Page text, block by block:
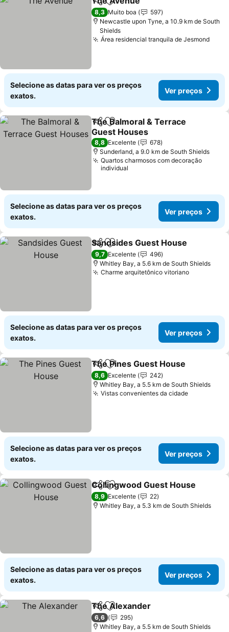
PartilharAdicionar aos favoritos
8,3 Muito boa
597
Newcastle upon Tyne, a 10.9 km de South
Shields
Área residencial tranquila de JesmondVer
Selecione as datas para ver os preços
exatos.
Ver preços
PartilharAdicionar aos favoritos
The Balmoral & Terrace
Guest Houses
Ver preços
8,8 Excelente
678
Sunderland, a 9.0 km de South Shields
Quartos charmosos com decoração
individual
Selecione as datas para ver os preços
exatos.
Ver preços
PartilharAdicionar aos favoritos
Sandsides Guest House
9,7 Excelente
496
Whitley Bay, a 5.6 km de South Shields
Charme arquitetônico vitorianoVer
Selecione as datas para ver os preços
exatos.
Ver preços
PartilharAdicionar aos favoritos
The Pines Guest House
8,6 Excelente
242
Whitley Bay, a 5.5 km de South Shields
Vistas convenientes da cidadeVer
Selecione as datas para ver os preços
exatos.
Ver preços
PartilharAdicionar aos favoritos
Collingwood Guest House
8,9 Excelente
22
Whitley Bay, a 5.3 km de South Shields
Selecione as datas para ver os preços
exatos.
Ver preços
PartilharAdicionar aos favoritos
The Alexander
6,6
295
Whitley Bay, a 5.5 km de South Shields